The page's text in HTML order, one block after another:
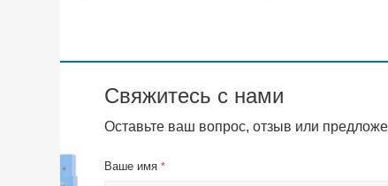
Свяжитесь с нами
Оставьте ваш вопрос, отзыв или
Ваше имя *